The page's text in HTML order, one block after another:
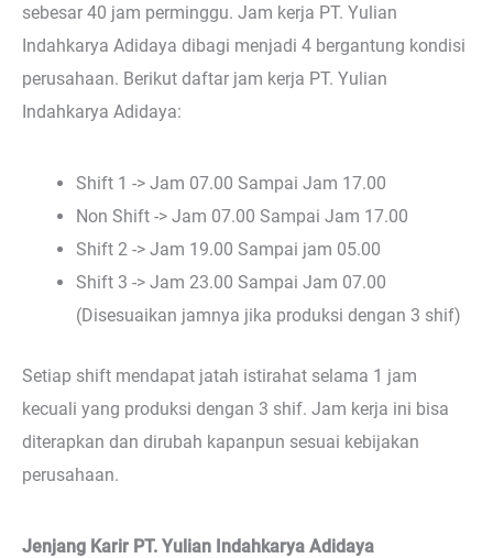
sebesar 40 jam perminggu. Jam kerja PT. Yulian
Indahkarya Adidaya dibagi menjadi 4 bergantung kondisi
perusahaan. Berikut daftar jam kerja PT. Yulian
Indahkarya Adidaya:
Shift 1 -> Jam 07.00 Sampai Jam 17.00
Non Shift -> Jam 07.00 Sampai Jam 17.00
Shift 2 -> Jam 19.00 Sampai jam 05.00
Shift 3 -> Jam 23.00 Sampai Jam 07.00
(Disesuaikan jamnya jika produksi dengan 3 shif)
Setiap shift mendapat jatah istirahat selama 1 jam
kecuali yang produksi dengan 3 shif. Jam kerja ini bisa
diterapkan dan dirubah kapanpun sesuai kebijakan
perusahaan.
Jenjang Karir PT. Yulian Indahkarya Adidaya